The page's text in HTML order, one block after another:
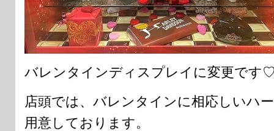
バレンタインディスプレイに変更です
店頭では、バレンタインに相応しいハ
用意しております。